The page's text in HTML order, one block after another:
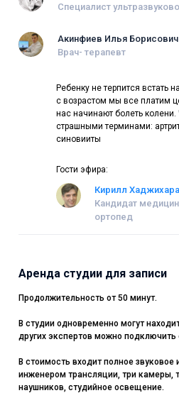
Специалист
Акинфиев Илья Борисович
Врач- терапевт
Ребенку не терпится встать
с возрастом мы все платим
нас начинают болеть колени.
страшными терминами:
синовииты
Гости эфира:
Кирилл
Кандидат
ортопед
Аренда студии для записи
Продолжительность от 50 минут.
В студии одновременно могут
других экспертов можно подключить
В стоимость входит полное
инженером трансляции, три камеры,
наушников, студийное освещение.